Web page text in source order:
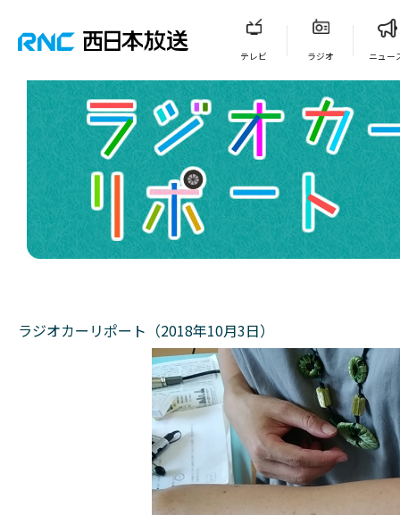
テレビ ラジオ ニュー
ラジオカーリポート（2018年10月3日）